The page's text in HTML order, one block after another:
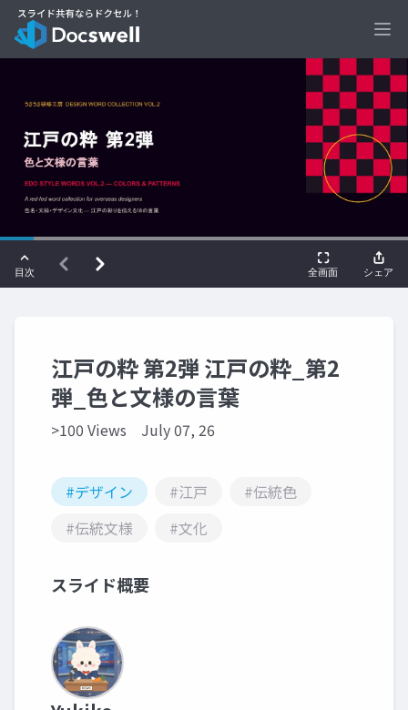
江戸の粋 第2弾 江戸の粋_第2
弾_色と文様の言葉
>100 Views July 07, 26
#デザイン #江戸
#伝統色
#伝統文様
#文化
スライド概要